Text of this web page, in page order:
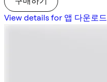
View details for 앱 다운로드